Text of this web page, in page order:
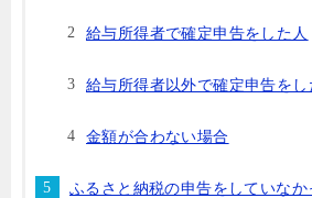
給与所得者で確定申告をした人
給与所得者以外で確定申告をし
金額が合わない場合
ふるさと納税の申告をしていなか